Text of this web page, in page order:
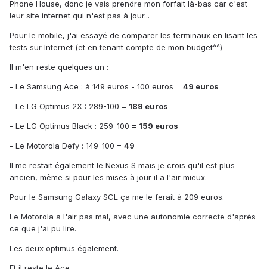
Phone House, donc je vais prendre mon forfait là-bas car c'est
leur site internet qui n'est pas à jour...
Pour le mobile, j'ai essayé de comparer les terminaux en lisant les
tests sur Internet (et en tenant compte de mon budget^^)
Il m'en reste quelques un :
- Le Samsung Ace : à 149 euros - 100 euros = 49 euros
- Le LG Optimus 2X : 289-100 = 189 euros
- Le LG Optimus Black : 259-100 = 159 euros
- Le Motorola Defy : 149-100 = 49
Il me restait également le Nexus S mais je crois qu'il est plus
ancien, même si pour les mises à jour il a l'air mieux.
Pour le Samsung Galaxy SCL ça me le ferait à 209 euros.
Le Motorola a l'air pas mal, avec une autonomie correcte d'après
ce que j'ai pu lire.
Les deux optimus également.